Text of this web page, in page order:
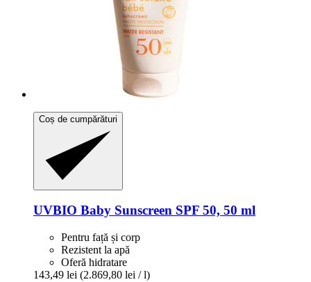
Coș de cumpărături
UVBIO Baby Sunscreen SPF 50, 50 ml
Pentru față și corp
Rezistent la apă
Oferă hidratare
143,49 lei (2.869,80 lei / l)